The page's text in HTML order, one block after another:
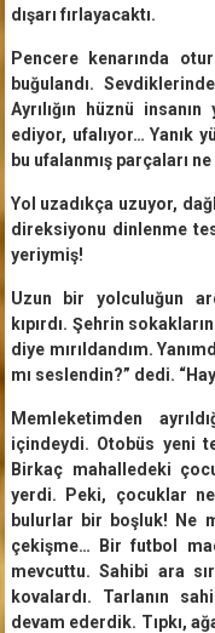
dışarı fırlayacaktı.
Pencere kenarında
buğulandı.
Ayrılığın hüznü
ediyor, ufalıyor… Yanık
bu ufalanmış parçaları
Yol uzadıkça uzuyor,
direksiyonu dinlenme
yeriymiş!
Uzun bir yolculuğun
kıpırdı. Şehrin
diye mırıldandım.
mı seslendin?” dedi.
Memleketimden
içindeydi. Otobüs yeni
Birkaç mahalledeki
yerdi. Peki, çocuklar
bulurlar bir boşluk! Ne
çekişme… Bir futbol
mevcuttu. Sahibi ara
kovalardı. Tarlanın
devam ederdik. Tıpkı,